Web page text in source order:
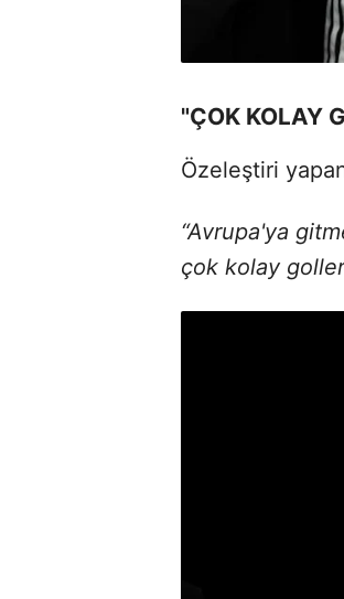
"ÇOK KOLAY
Özeleştiri
“Avrupa'ya
çok kolay